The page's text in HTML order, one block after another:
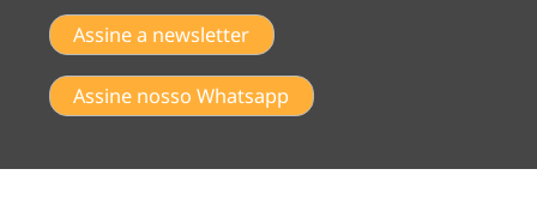
Assine a newsletter
Assine nosso Whatsapp